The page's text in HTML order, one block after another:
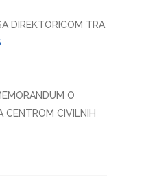
DIREKTORICOM TRA
O
CENTROM CIVILNIH